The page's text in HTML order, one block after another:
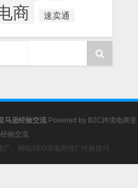
商 速卖通
马逊经验交流 Powered by B2C跨境电商亚
验交流
、网站SEO等电商推广经验技巧